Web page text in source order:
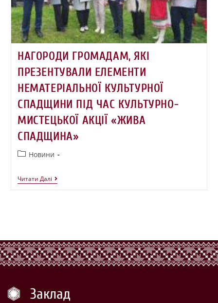
НАГОРОДИ ГРОМАДАМ, ЯКІ
ПРЕЗЕНТУВАЛИ ЕЛЕМЕНТИ
НЕМАТЕРІАЛЬНОЇ КУЛЬТУРНОЇ
СПАДЩИНИ ПІД ЧАС КУЛЬТУРНО-
МИСТЕЦЬКОЇ АКЦІЇ «ЖИВА
СПАДЩИНА»
Новини
Читати Далі
Заклад